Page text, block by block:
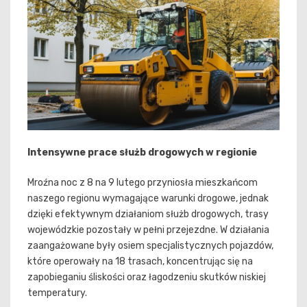
Intensywne prace służb drogowych w regionie
Mroźna noc z 8 na 9 lutego przyniosła mieszkańcom
naszego regionu wymagające warunki drogowe, jednak
dzięki efektywnym działaniom służb drogowych, trasy
wojewódzkie pozostały w pełni przejezdne. W działania
zaangażowane były osiem specjalistycznych pojazdów,
które operowały na 18 trasach, koncentrując się na
zapobieganiu śliskości oraz łagodzeniu skutków niskiej
temperatury.